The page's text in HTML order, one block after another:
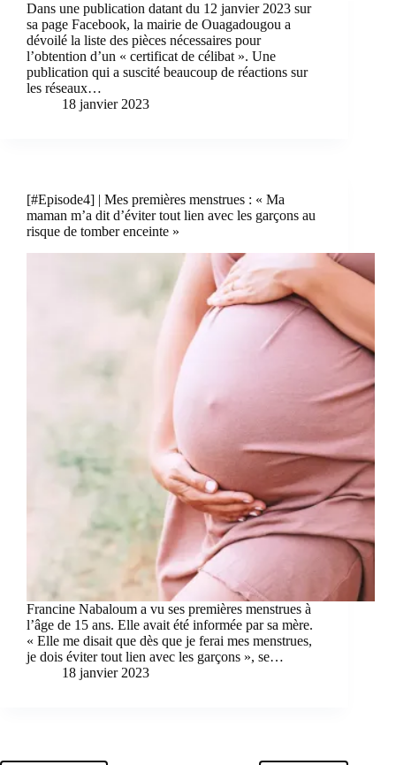
Dans une publication datant du 12 janvier 2023 sur
sa page Facebook, la mairie de Ouagadougou a
dévoilé la liste des pièces nécessaires pour
l’obtention d’un « certificat de célibat ». Une
publication qui a suscité beaucoup de réactions sur
les réseaux…
18 janvier 2023
[#Episode4] | Mes premières menstrues : « Ma
maman m’a dit d’éviter tout lien avec les garçons au
risque de tomber enceinte »
Francine Nabaloum a vu ses premières menstrues à
l’âge de 15 ans. Elle avait été informée par sa mère.
« Elle me disait que dès que je ferai mes menstrues,
je dois éviter tout lien avec les garçons », se…
18 janvier 2023